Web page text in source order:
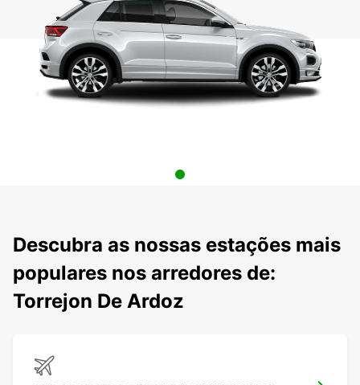
Descubra as nossas estações mais
populares nos arredores de:
Torrejon De Ardoz